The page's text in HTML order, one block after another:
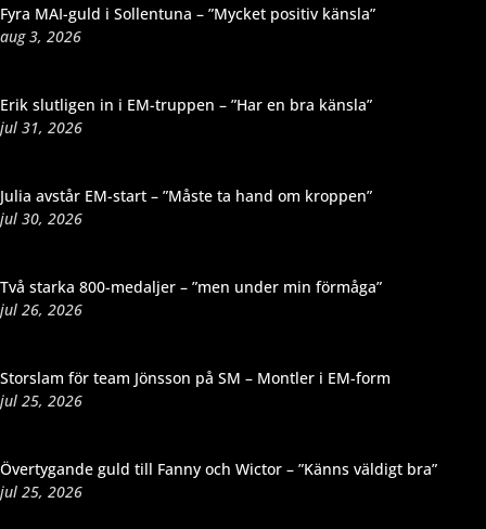
Fyra MAI-guld i Sollentuna – ”Mycket positiv känsla”
aug 3, 2026
Erik slutligen in i EM-truppen – ”Har en bra känsla”
jul 31, 2026
Julia avstår EM-start – ”Måste ta hand om kroppen”
jul 30, 2026
Två starka 800-medaljer – ”men under min förmåga”
jul 26, 2026
Storslam för team Jönsson på SM – Montler i EM-form
jul 25, 2026
Övertygande guld till Fanny och Wictor – ”Känns väldigt bra”
jul 25, 2026